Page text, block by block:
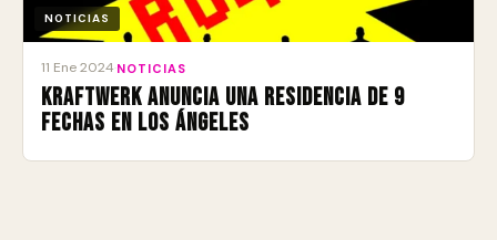
NOTICIAS
11 Ene 2024 NOTICIAS
Kraftwerk anuncia una residencia de 9
fechas en Los Ángeles